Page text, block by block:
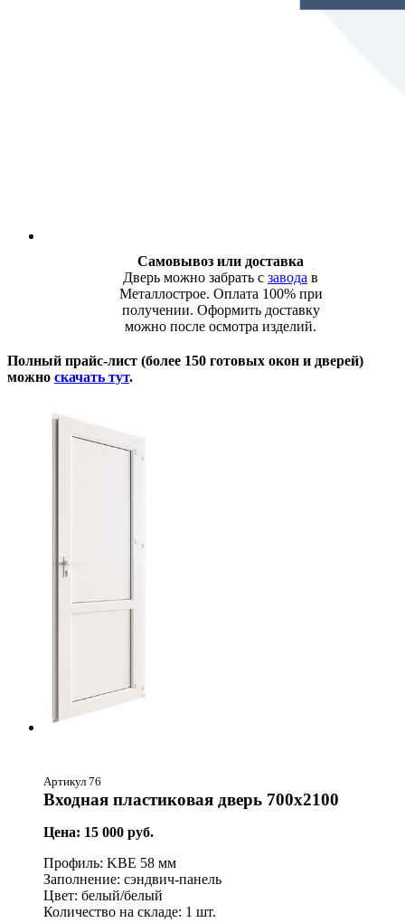
Самовывоз или доставка
Дверь можно забрать с завода в
Металлострое. Оплата 100% при
получении. Оформить доставку
можно после осмотра изделий.
Полный прайс-лист (более 150 готовых окон и дверей)
можно скачать тут.
Артикул 76
Входная пластиковая дверь 700х2100
Цена: 15 000 руб.
Профиль: KBE 58 мм
Заполнение: сэндвич-панель
Цвет: белый/белый
Количество на складе: 1 шт.